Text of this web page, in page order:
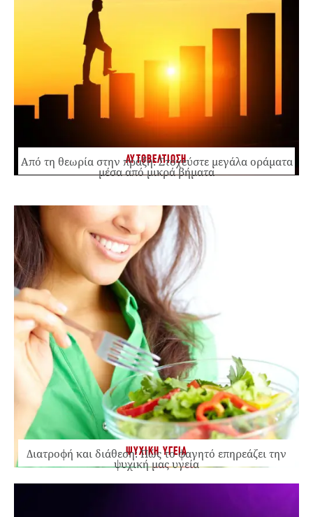
ΑΥΤΟΒΕΛΤΙΩΣΗ
Από τη θεωρία στην πράξη: Στοχεύστε μεγάλα οράματα
μέσα από μικρά βήματα
ΨΥΧΙΚΗ ΥΓΕΙΑ
Διατροφή και διάθεση: Πώς το φαγητό επηρεάζει την
ψυχική μας υγεία